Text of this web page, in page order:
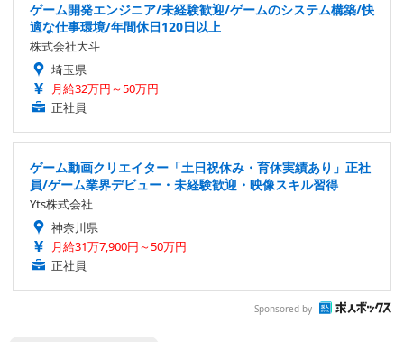
ゲーム開発エンジニア/未経験歓迎/ゲームのシステム構築/快
適な仕事環境/年間休日120日以上
株式会社大斗
埼玉県
月給32万円～50万円
正社員
ゲーム動画クリエイター「土日祝休み・育休実績あり」正社
員/ゲーム業界デビュー・未経験歓迎・映像スキル習得
Yts株式会社
神奈川県
月給31万7,900円～50万円
正社員
Sponsored by